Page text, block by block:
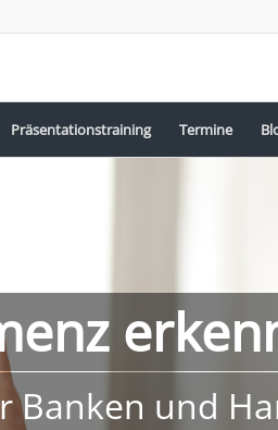
Präsentationstraining Termine
Banken und